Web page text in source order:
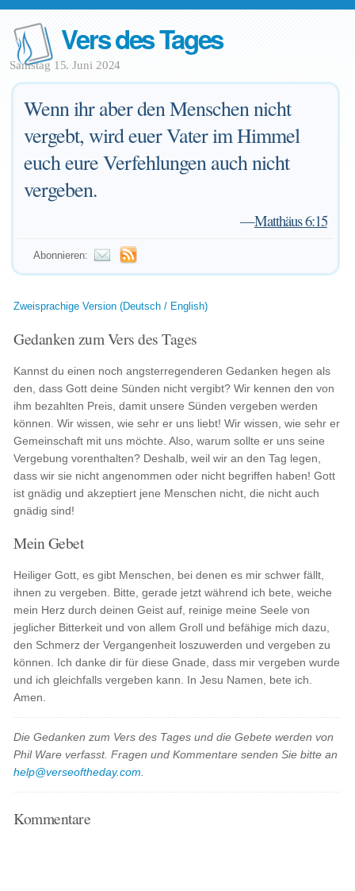
Vers des Tages
Samstag 15. Juni 2024
Wenn ihr aber den Menschen nicht
vergebt, wird euer Vater im Himmel
euch eure Verfehlungen auch nicht
vergeben.
—Matthäus 6:15
Abonnieren:
Zweisprachige Version (Deutsch / English)
Gedanken zum Vers des Tages
Kannst du einen noch angsterregenderen Gedanken hegen als
den, dass Gott deine Sünden nicht vergibt? Wir kennen den von
ihm bezahlten Preis, damit unsere Sünden vergeben werden
können. Wir wissen, wie sehr er uns liebt! Wir wissen, wie sehr er
Gemeinschaft mit uns möchte. Also, warum sollte er uns seine
Vergebung vorenthalten? Deshalb, weil wir an den Tag legen,
dass wir sie nicht angenommen oder nicht begriffen haben! Gott
ist gnädig und akzeptiert jene Menschen nicht, die nicht auch
gnädig sind!
Mein Gebet
Heiliger Gott, es gibt Menschen, bei denen es mir schwer fällt,
ihnen zu vergeben. Bitte, gerade jetzt während ich bete, weiche
mein Herz durch deinen Geist auf, reinige meine Seele von
jeglicher Bitterkeit und von allem Groll und befähige mich dazu,
den Schmerz der Vergangenheit loszuwerden und vergeben zu
können. Ich danke dir für diese Gnade, dass mir vergeben wurde
und ich gleichfalls vergeben kann. In Jesu Namen, bete ich.
Amen.
Die Gedanken zum Vers des Tages und die Gebete werden von
Phil Ware verfasst. Fragen und Kommentare senden Sie bitte an
help@verseoftheday.com
Kommentare